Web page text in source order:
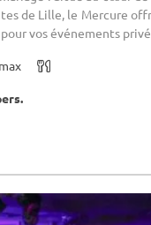
de Lille, le Mercure
vos événements